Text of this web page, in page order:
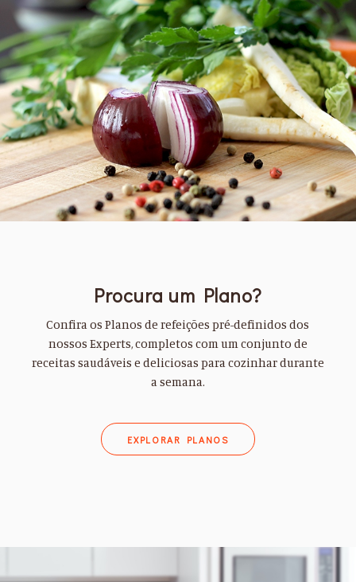
Procura um Plano?
Confira os Planos de refeições pré-definidos dos
nossos Experts, completos com um conjunto de
receitas saudáveis e deliciosas para cozinhar durante
a semana.
EXPLORAR PLANOS